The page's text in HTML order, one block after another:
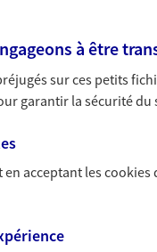
à être
sur ces petits
garantir la sécurité du
acceptant lescookies